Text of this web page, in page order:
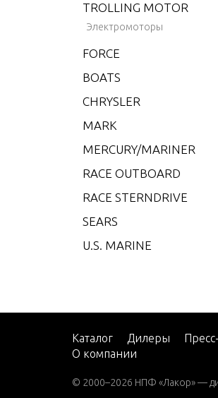
TROLLING MOTOR
Электромоторы
FORCE
BOATS
CHRYSLER
MARK
MERCURY/MARINER
RACE OUTBOARD
RACE STERNDRIVE
SEARS
U.S. MARINE
Каталог Дилеры
О компании
© 2000–2026 НПФ «Лакор» —